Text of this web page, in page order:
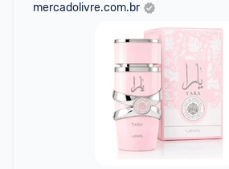
mercadolivre.com.br